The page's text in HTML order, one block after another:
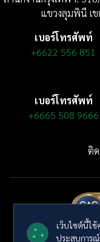
เว็บไซต์นี้ใ
ประสบการ
แขวงลุมพินี เ
เบอร์โทรศัพท์
+6622 556 851
เบอร์โทรศัพท์
+6665 508 9666
ติด